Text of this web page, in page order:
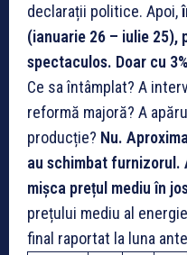
declarații politice. Apoi,
(ianuarie 26 – iulie 25),
spectaculos. Doar cu
Ce sa întâmplat? A
reformă majoră? A
producție? Nu.
au schimbat
mișca prețul mediu în
prețului mediu al
final raportat la luna